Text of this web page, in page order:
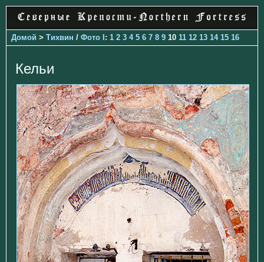
Домой > Тихвин / Фото I: 1 2 3 4 5 6 7 8 9 10 11 12 13 14 15 16
Кельи